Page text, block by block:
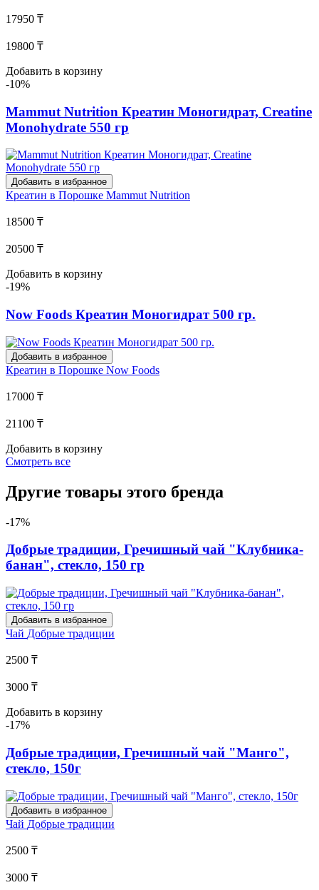
17950 ₸
19800 ₸
Добавить в корзину
-10%
Mammut Nutrition Креатин Моногидрат, Creatine
Monohydrate 550 гр
Добавить в избранное
Креатин в Порошке Mammut Nutrition
18500 ₸
20500 ₸
Добавить в корзину
-19%
Now Foods Креатин Моногидрат 500 гр.
Добавить в избранное
Креатин в Порошке Now Foods
17000 ₸
21100 ₸
Добавить в корзину
Смотреть все
Другие товары этого бренда
-17%
Добрые традиции, Гречишный чай "Клубника-
банан", стекло, 150 гр
Добавить в избранное
Чай Добрые традиции
2500 ₸
3000 ₸
Добавить в корзину
-17%
Добрые традиции, Гречишный чай "Манго",
стекло, 150г
Добавить в избранное
Чай Добрые традиции
2500 ₸
3000 ₸